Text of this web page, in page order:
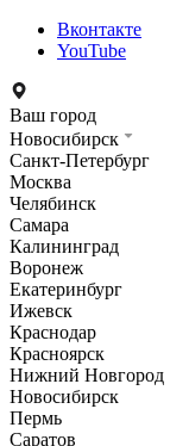
Вконтакте
YouTube
Ваш город
Новосибирск
Санкт-Петербург
Москва
Челябинск
Самара
Калининград
Воронеж
Екатеринбург
Ижевск
Краснодар
Красноярск
Нижний Новгород
Новосибирск
Пермь
Саратов